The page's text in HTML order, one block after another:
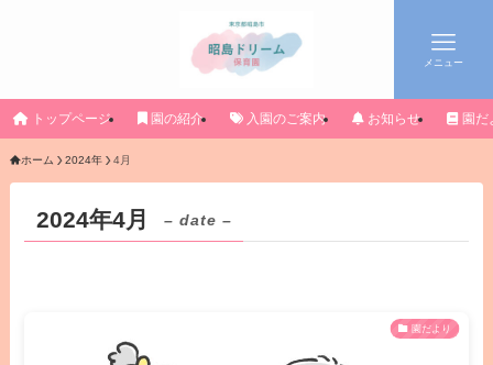
メニュー
トップページ 園の紹介 入園のご案内 お知らせ 園だ
ホーム 2024年 4月
2024年4月 – date –
園だより